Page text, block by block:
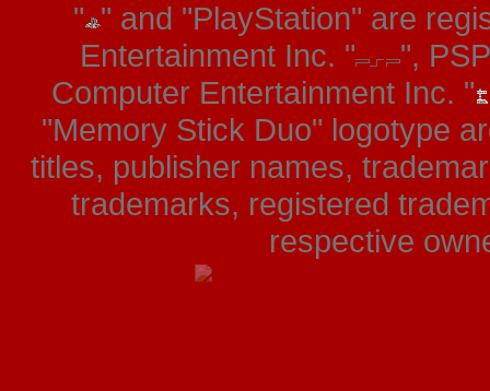
" " and "PlayStation" are
Entertainment Inc. "
",
Computer Entertainment Inc. "
"Memory Stick Duo" logotype
titles, publisher names,
trademarks, registered
respective